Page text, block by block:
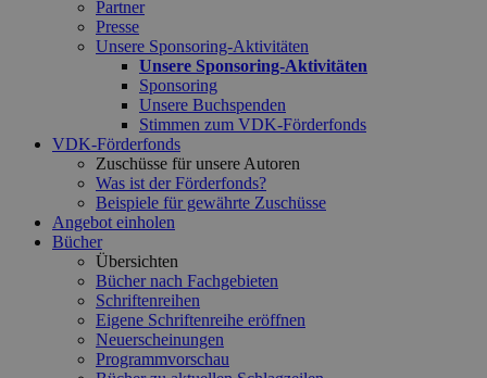
Partner
Presse
Unsere Sponsoring-Aktivitäten
Unsere Sponsoring-Aktivitäten
Sponsoring
Unsere Buchspenden
Stimmen zum VDK-Förderfonds
VDK-Förderfonds
Zuschüsse für unsere Autoren
Was ist der Förderfonds?
Beispiele für gewährte Zuschüsse
Angebot einholen
Bücher
Übersichten
Bücher nach Fachgebieten
Schriftenreihen
Eigene Schriftenreihe eröffnen
Neuerscheinungen
Programmvorschau